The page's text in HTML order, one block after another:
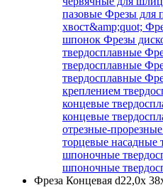
пазовые Фрезы для
хвост&amp;quot;
шпонок Фрезы
твердосплавные
твердосплавные
твердосплавные
креплением
концевые
концевые
отрезные-
торцевые насадные
шпоночные
шпоночные
Фреза Концевая d22,0х